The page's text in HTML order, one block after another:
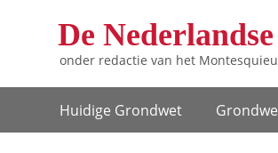
De
onder redactie van het
Hoofdnavigatie
Huidige Grondwet